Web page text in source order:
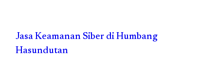
Jasa Keamanan Siber di Humbang
Hasundutan